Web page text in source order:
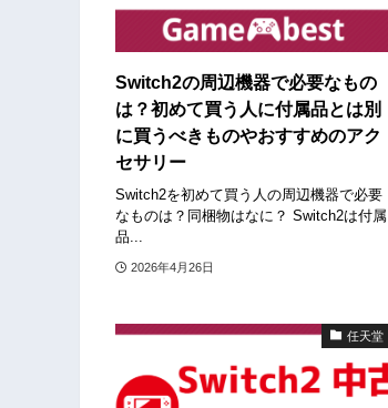
Switch2の周辺機器で必要なもの
は？初めて買う人に付属品とは別
に買うべきものやおすすめのアク
セサリー
Switch2を初めて買う人の周辺機器で必要
なものは？同梱物はなに？ Switch2は付属
品...
2026年4月26日
任天堂